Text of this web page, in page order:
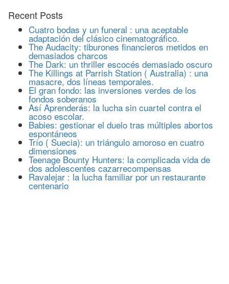
Recent Posts
Cuatro bodas y un funeral : una aceptable
adaptación del clásico cinematográfico.
The Audacity: tiburones financieros metidos en
demasiados charcos
The Dark: un thriller escocés demasiado oscuro
The Killings at Parrish Station ( Australia) : una
masacre, dos líneas temporales.
El gran fondo: las inversiones verdes de los
fondos soberanos
Así Aprenderás: la lucha sin cuartel contra el
acoso escolar.
Babies: gestionar el duelo tras múltiples abortos
espontáneos
Trío ( Suecia): un triángulo amoroso en cuatro
dimensiones
Teenage Bounty Hunters: la complicada vida de
dos adolescentes cazarrecompensas
Ravalejar : la lucha familiar por un restaurante
centenario